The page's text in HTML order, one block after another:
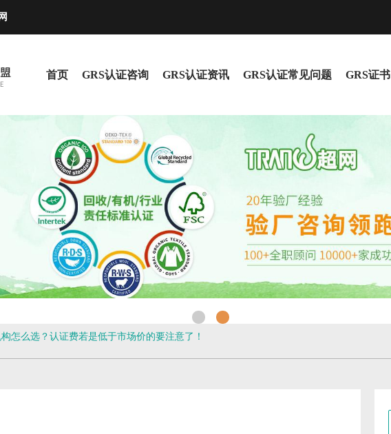
首页 GRS认证咨询 GRS认证资讯 GRS认证常见问题 GRS证书
怎么选？认证费若是低于市场价的要注意了！